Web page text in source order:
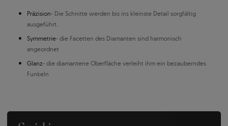
Präzision- Die Schnitte werden bis ins kleinste Detail sorgfältig
ausgeführt.
Symmetrie- die Facetten des Diamanten sind harmonisch
angeordnet
Glanz- die diamantene Oberfläche verleiht ihm ein bezauberndes
Funkeln